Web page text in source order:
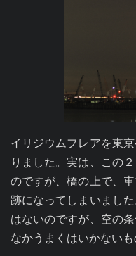
イリジウムフレアを東
りました。実は、この
のですが、橋の上で、
跡になってしまいまし
はないのですが、空の
なかうまくはいかないも